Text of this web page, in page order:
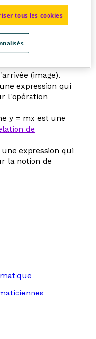
l'expression qui définit
valeur de
(image).
expression qui
l'opération
y = mx est une
de
expression qui
la notion de
tous les cookies